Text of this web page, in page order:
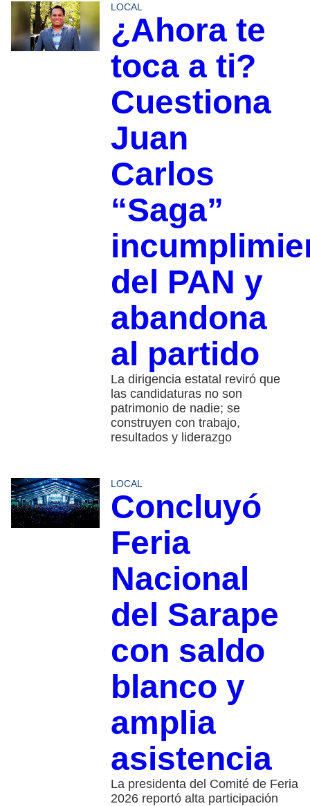
LOCAL
¿Ahora te
toca a ti?
Cuestiona
Juan
Carlos
“Saga”
del PAN y
abandona
al partido
La dirigencia estatal reviró que
las candidaturas no son
patrimonio de nadie; se
construyen con trabajo,
resultados y liderazgo
LOCAL
Concluyó
Feria
Nacional
del Sarape
con saldo
blanco y
amplia
asistencia
La presidenta del Comité de Feria
2026 reportó alta participación